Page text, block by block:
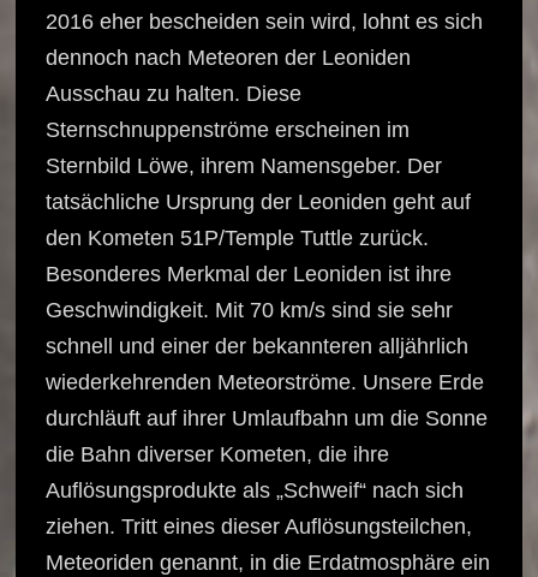
2016 eher bescheiden sein wird, lohnt es sich
dennoch nach Meteoren der Leoniden
Ausschau zu halten. Diese
Sternschnuppenströme erscheinen im
Sternbild Löwe, ihrem Namensgeber. Der
tatsächliche Ursprung der Leoniden geht auf
den Kometen 51P/Temple Tuttle zurück.
Besonderes Merkmal der Leoniden ist ihre
Geschwindigkeit. Mit 70 km/s sind sie sehr
schnell und einer der bekannteren alljährlich
wiederkehrenden Meteorströme. Unsere Erde
durchläuft auf ihrer Umlaufbahn um die Sonne
die Bahn diverser Kometen, die ihre
Auflösungsprodukte als „Schweif“ nach sich
ziehen. Tritt eines dieser Auflösungsteilchen,
Meteoriden genannt, in die Erdatmosphäre ein